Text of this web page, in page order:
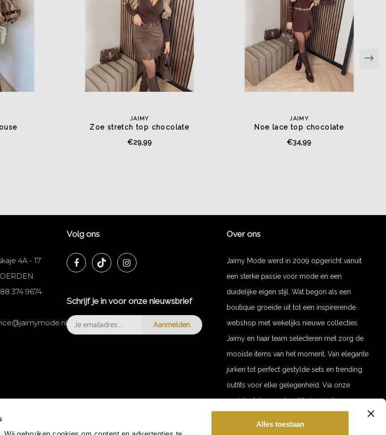
Alles toestaan
JAIMY
Zoe stretch top chocolate
€29,99
JAIMY
Noe lace top chocolate
€34,99
4A - 17
374 9674
Volg ons
Schrijf je in voor onze nieuwsbrief
Aanmelden
Over ons
Jaimy Mode werd in 2009 opgericht vanuit
een sterke passie voor mode en een
duidelijke eigen stijl. Wat begon als een
boutique groeide uit tot een inspirerende
webshop met wekelijks nieuwe collecties.
Jaimy en haar team selecteren met zorg de
mooiste items van het moment. Van elegante
jurken tot perfect gestylde sets en trending
outfits voor elke gelegenheid. Via onze
socials delen we dagelijks inspiratie en